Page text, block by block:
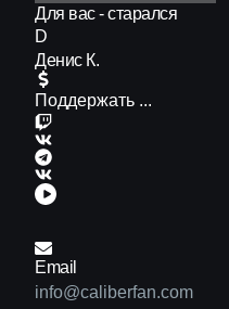
Для вас - старался
D
Денис К.
Поддержать ...
Email
info@caliberfan.com